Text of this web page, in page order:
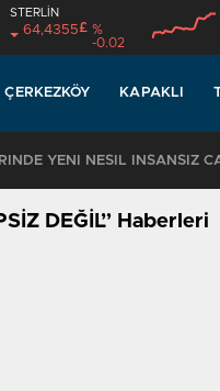
STERLİN
64,4355£ %
-0.02
ÇERKEZKÖY KAPAKLI
DEĞİL” Haberleri